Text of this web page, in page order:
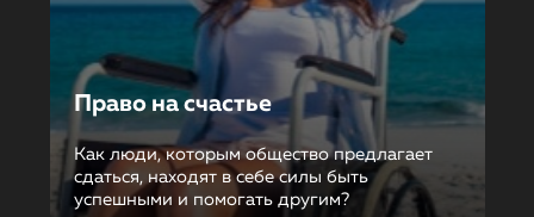
Право на счастье
Как люди, которым общество предлагает
сдаться, находят в себе силы быть
успешными и помогать другим?